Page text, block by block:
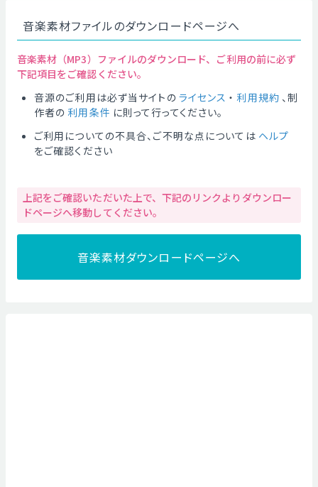
音楽素材ファイルのダウンロードページへ
音楽素材（MP3）ファイルのダウンロード、ご利用の前に必ず
下記項目をご確認ください。
音源のご利用は必ず当サイトの ライセンス ・ 利用規約 、制
作者の 利用条件 に則って行ってください。
ご利用についての不具合、ご不明な点については ヘルプ
をご確認ください
上記をご確認いただいた上で、下記のリンクよりダウンロー
ドページへ移動してください。
音楽素材ダウンロードページへ